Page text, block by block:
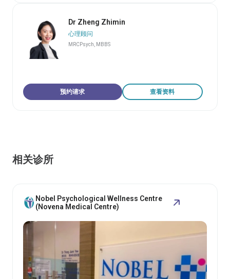
Dr Zheng Zhimin
心理顾问
MRCPsych, MBBS
预约请求 查看资料
相关诊所
Nobel Psychological Wellness Centre
(Novena Medical Centre)